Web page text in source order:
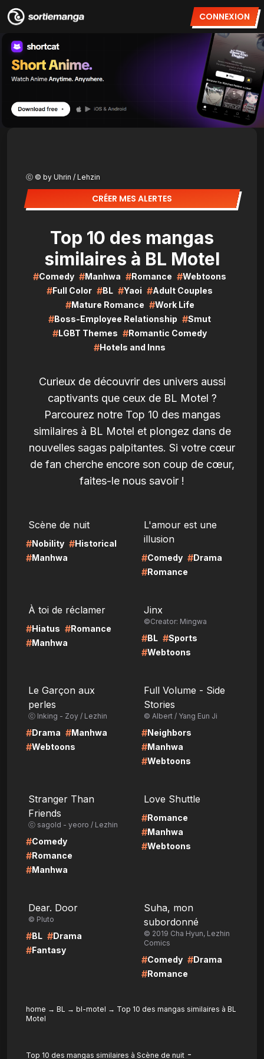
CONNEXION
ⓒ © by Uhrin / Lehzin
CRÉER MES ALERTES
Top 10 des mangas
similaires à BL Motel
#Comedy #Manhwa #Romance #Webtoons
#Full Color #BL #Yaoi #Adult Couples
#Mature Romance #Work Life
#Boss-Employee Relationship #Smut
#LGBT Themes #Romantic Comedy
#Hotels and Inns
Curieux de découvrir des univers aussi
captivants que ceux de BL Motel ?
Parcourez notre Top 10 des mangas
similaires à BL Motel et plongez dans de
nouvelles sagas palpitantes. Si votre cœur
de fan cherche encore son coup de cœur,
faites-le nous savoir !
Scène de nuit
#Nobility #Historical
#Manhwa
L'amour est une
illusion
#Comedy #Drama
#Romance
À toi de réclamer
#Hiatus #Romance
#Manhwa
Jinx
©Creator: Mingwa
#BL #Sports
#Webtoons
Le Garçon aux
perles
ⓒ Inking - Zoy / Lezhin
#Drama #Manhwa
#Webtoons
Full Volume - Side
Stories
© Albert / Yang Eun Ji
#Neighbors
#Manhwa
#Webtoons
Stranger Than
Friends
ⓒ sagold - yeoro / Lezhin
#Comedy
#Romance
#Manhwa
Love Shuttle
#Romance
#Manhwa
#Webtoons
Dear. Door
© Pluto
#BL #Drama
#Fantasy
Suha, mon
subordonné
© 2019 Cha Hyun, Lezhin
Comics
#Comedy #Drama
#Romance
home → BL → bl-motel → Top 10 des mangas similaires à BL
Motel
Top 10 des mangas similaires à Scène de nuit -